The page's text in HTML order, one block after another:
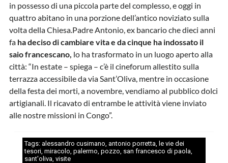
in possesso di una piccola parte del complesso, e oggi in
quattro abitano in una porzione dell’antico noviziato sulla
volta della Chiesa.Padre Antonio, ex bancario che dieci anni
fa ha deciso di cambiare vita e da cinque ha indossato il
saio francescano, lo ha trasformato in un luogo aperto alla
città: “In estate – spiega – c’è il cineforum allestito sulla
terrazza accessibile da via Sant’Oliva, mentre in occasione
della festa dei morti, a novembre, vendiamo al pubblico dolci
artigianali. Il ricavato di entrambe le attività viene inviato
alle nostre missioni in Congo”.
Tags: alessandro cusimano, antonio porretta, le vie dei
tesori, miracolo, palermo, pozzo, san francesco di paola,
sant'oliva, visite